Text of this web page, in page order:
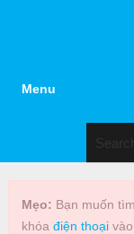
Menu
Mẹo: Bạn muốn
khóa điện thoạivào